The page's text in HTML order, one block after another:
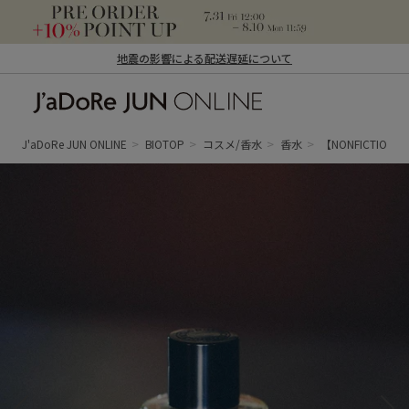
地震の影響による配送遅延について
ン オンライン）
J'aDoRe JUN ONLINE BIOTOP コスメ/香水 香水 【NONFICTION